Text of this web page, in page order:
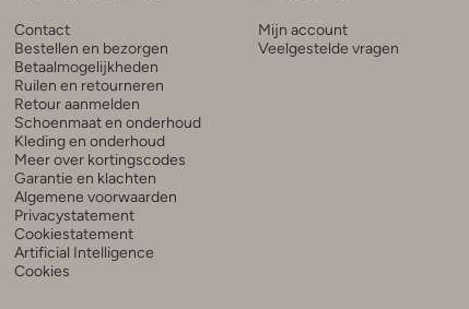
Contact
Bestellen en bezorgen
Betaalmogelijkheden
Ruilen en retourneren
Retour aanmelden
Schoenmaat en onderhoud
Kleding en onderhoud
Meer over kortingscodes
Garantie en klachten
Algemene voorwaarden
Privacystatement
Cookiestatement
Artificial Intelligence
Cookies
Mijn account
Veelgestelde vragen